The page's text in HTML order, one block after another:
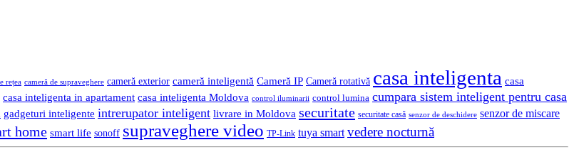
rețea cameră de supraveghere cameră exterior cameră inteligentă Cameră IP Cameră rotativă casa inteligenta casa
casa inteligenta in apartament casa inteligenta Moldova control iluminarii control lumina cumpara sistem inteligent pentru casa
gadgeturi inteligente intrerupator inteligent livrare in Moldova securitate securitate casă senzor de deschidere senzor de miscare
home smart life sonoff supraveghere video TP-Link tuya smart vedere nocturnă